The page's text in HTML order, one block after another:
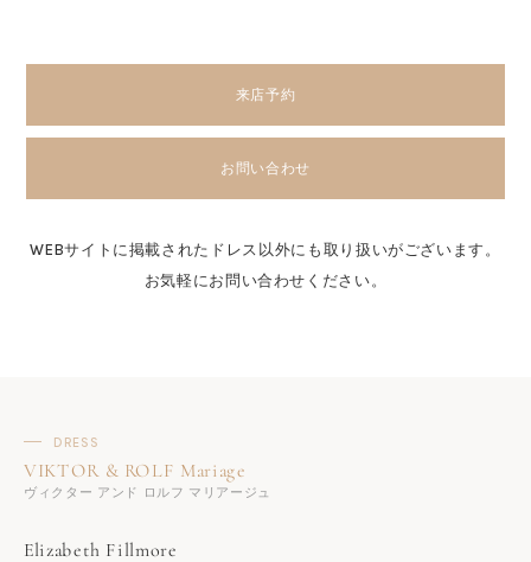
来店予約
お問い合わせ
WEBサイトに掲載されたドレス以外にも取り扱いがございます。
お気軽にお問い合わせください。
DRESS
ヴィクター アンド ロルフ マリアージュ